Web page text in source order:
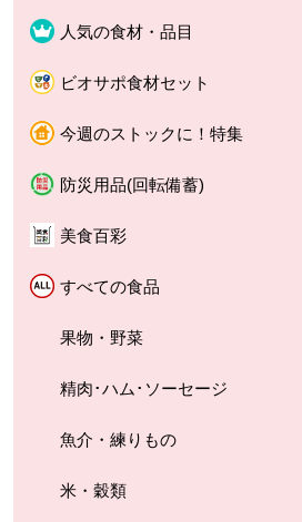
人気の食材・品目
ビオサポ食材セット
今週のストックに！特集
防災用品(回転備蓄)
美食百彩
すべての食品
果物・野菜
精肉･ハム･ソーセージ
魚介・練りもの
米・穀類